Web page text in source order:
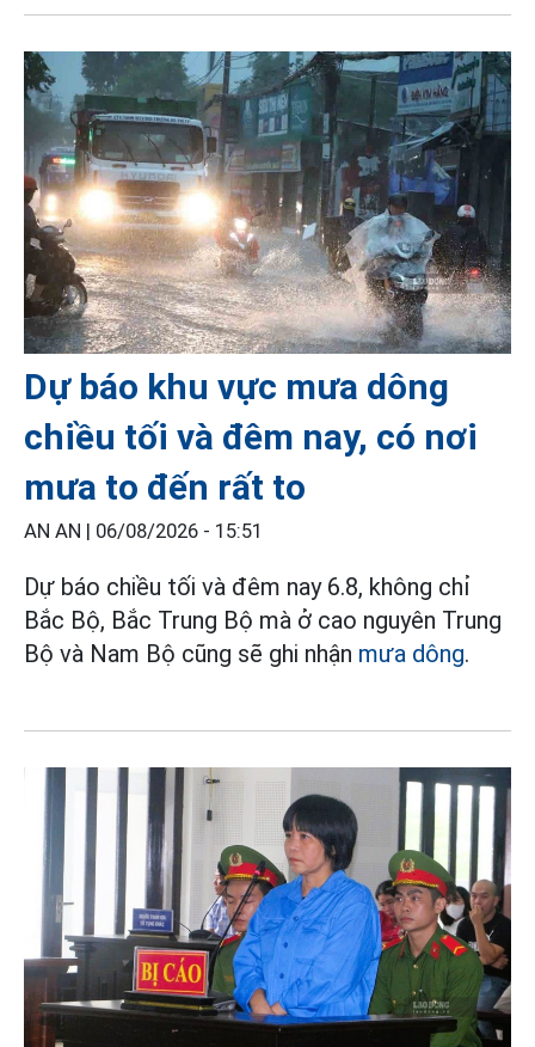
Dự báo khu vực mưa dông
chiều tối và đêm nay, có nơi
mưa to đến rất to
AN AN | 06/08/2026 - 15:51
Dự báo chiều tối và đêm nay 6.8, không chỉ
Bắc Bộ, Bắc Trung Bộ mà ở cao nguyên Trung
Bộ và Nam Bộ cũng sẽ ghi nhận mưa dông.